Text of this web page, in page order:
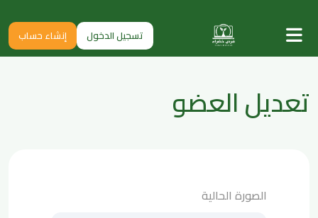
تسجيل الدخول إنشاء حساب
تعديل العضو
الصورة الحالية